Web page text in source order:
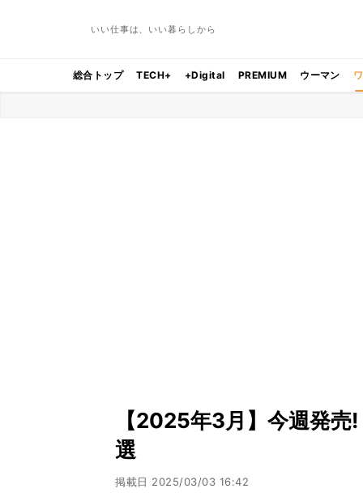
いい仕事は、いい暮らしから
総合トップ TECH+ +Digital PREMIUM ウーマン
【2025年3月】今週発
選
掲載日 2025/03/03 16:42